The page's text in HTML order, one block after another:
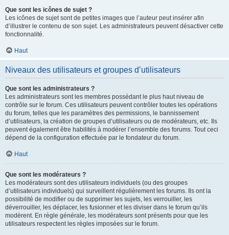
Que sont les icônes de sujet ?
Les icônes de sujet sont de petites images que l’auteur peut insérer afin
d’illustrer le contenu de son sujet. Les administrateurs peuvent désactiver cette
fonctionnalité.
Haut
Niveaux des utilisateurs et groupes d’utilisateurs
Que sont les administrateurs ?
Les administrateurs sont les membres possédant le plus haut niveau de
contrôle sur le forum. Ces utilisateurs peuvent contrôler toutes les opérations
du forum, telles que les paramètres des permissions, le bannissement
d’utilisateurs, la création de groupes d’utilisateurs ou de modérateurs, etc. Ils
peuvent également être habilités à modérer l’ensemble des forums. Tout ceci
dépend de la configuration effectuée par le fondateur du forum.
Haut
Que sont les modérateurs ?
Les modérateurs sont des utilisateurs individuels (ou des groupes
d’utilisateurs individuels) qui surveillent régulièrement les forums. Ils ont la
possibilité de modifier ou de supprimer les sujets, les verrouiller, les
déverrouiller, les déplacer, les fusionner et les diviser dans le forum qu’ils
modèrent. En règle générale, les modérateurs sont présents pour que les
utilisateurs respectent les règles imposées sur le forum.